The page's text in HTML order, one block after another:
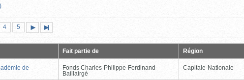
Page
4 Page
5
suivante
page
Fait partie de Région
de
Fonds Charles-Philippe-Ferdinand-
Baillairgé
Capitale-Nationale